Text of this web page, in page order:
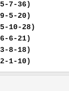
7-36)
5-20)
10-28)
6-21)
8-18)
1-10)